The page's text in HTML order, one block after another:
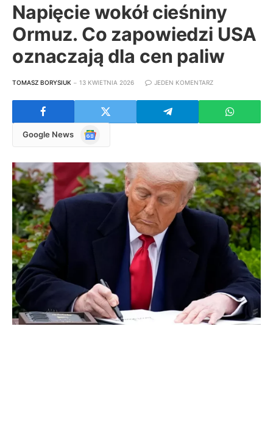
Napięcie wokół cieśniny
Ormuz. Co zapowiedzi USA
oznaczają dla cen paliw
TOMASZ BORYSIUK 13 KWIETNIA 2026 JEDEN KOMENTARZ
Google News
Google